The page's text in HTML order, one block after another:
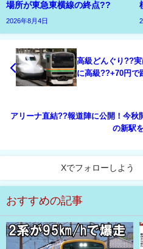
場所が東急東横線の終点??
2026年8月4日
高級どんぐり??
に高級??+70円で
アリーナ直結??報道陣に公開！今秋
の新駅
Xでフォローしよう
おすすめの記事